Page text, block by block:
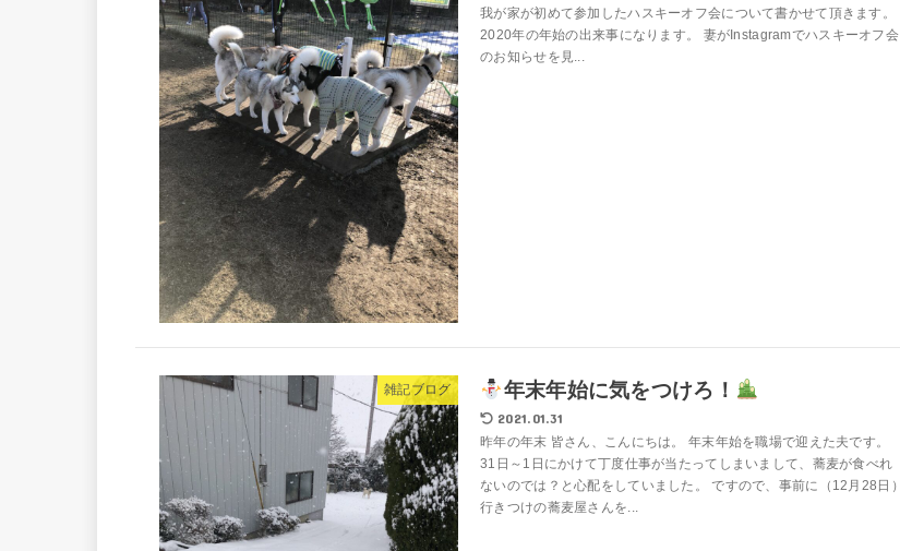
我が家が初めて参加したハスキーオフ会について書かせて頂きます。
2020年の年始の出来事になります。 妻がInstagramでハスキーオフ会
のお知らせを見...
雑記ブログ 年末年始に気をつけろ！
2021.01.31
昨年の年末 皆さん、こんにちは。 年末年始を職場で迎えた夫です。
31日～1日にかけて丁度仕事が当たってしまいまして、蕎麦が食べれ
ないのでは？と心配をしていました。 ですので、事前に（12月28日）
行きつけの蕎麦屋さんを...